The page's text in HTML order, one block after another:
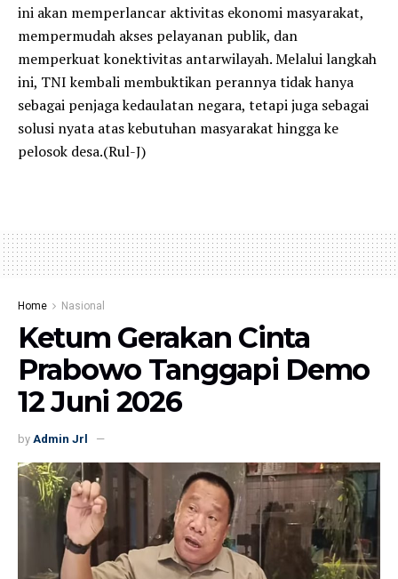
ini akan memperlancar aktivitas ekonomi masyarakat,
mempermudah akses pelayanan publik, dan
memperkuat konektivitas antarwilayah. Melalui langkah
ini, TNI kembali membuktikan perannya tidak hanya
sebagai penjaga kedaulatan negara, tetapi juga sebagai
solusi nyata atas kebutuhan masyarakat hingga ke
pelosok desa.(Rul-J)
Home Nasional
Ketum Gerakan Cinta
Prabowo Tanggapi Demo
12 Juni 2026
by Admin Jrl